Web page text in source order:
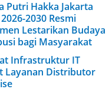
Putri Hakka Jakarta
2030 Resmi
Lestarikan Budaya
bagi Masyarakat
Infrastruktur IT
Layanan Distributor